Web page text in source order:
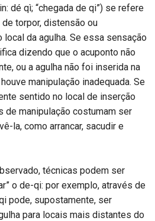
dé qì; “chegada de qi”) se refere
torpor, distensão ou
da agulha. Se essa sensação
dizendo que o acuponto não
ou a agulha não foi inserida na
manipulação inadequada. Se
sentido no local de inserção
de manipulação costumam ser
la, como arrancar, sacudir e
técnicas podem ser
o de-qi: por exemplo, através de
pode, supostamente, ser
para locais mais distantes do